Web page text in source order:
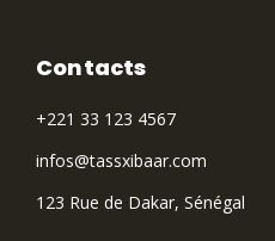
Contacts
+221 33 123 4567
infos@tassxibaar.com
123 Rue de Dakar, Sénégal